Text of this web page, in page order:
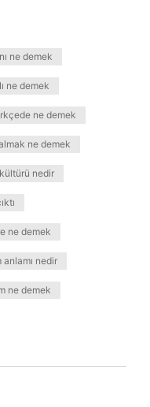
ne demek
ne demek
ne demek
ne demek
nedir
ne demek
anlamı nedir
ne demek